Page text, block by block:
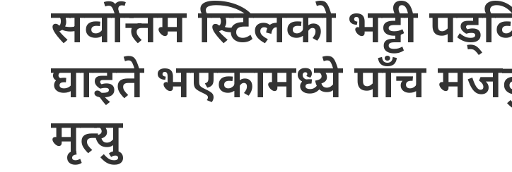
सर्वोत्तम स्टिलको भट्टी
घाइते भएकामध्ये पाँच
मृत्यु